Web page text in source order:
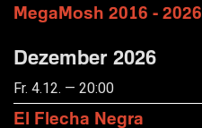
MegaMosh 2016 - 2026
Dezember 2026
Fr. 4.12. — 20:00
El Flecha Negra